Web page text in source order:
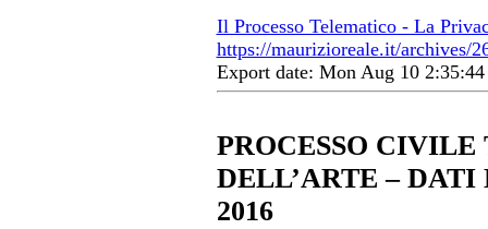
Il Processo Telematico - La
https://maurizioreale.it/archives/
Export date: Mon Aug 10
PROCESSO
DELL’ARTE –
2016